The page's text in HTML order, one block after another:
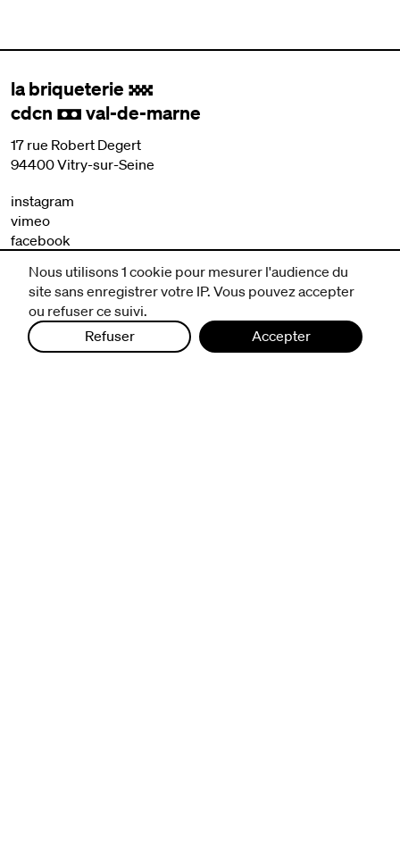
la briqueterie .
cdcn , val-de-marne
17 rue Robert Degert
94400 Vitry-sur-Seine
instagram
vimeo
facebook
nous contacter
mentions légales et CGV
politique de protection des données
Nous utilisons 1 cookie pour mesurer l'audience du
site sans enregistrer votre IP. Vous pouvez accepter
ou refuser ce suivi.
Refuser
Accepter